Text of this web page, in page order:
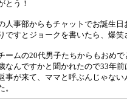
とう！
人事部からもチャットでお誕生
ですとジョークを書いたら、爆笑
ームの20代男子たちからもおめ
なんですかと聞かれたので33年
事が来て、ママと呼ぶんじゃな
。